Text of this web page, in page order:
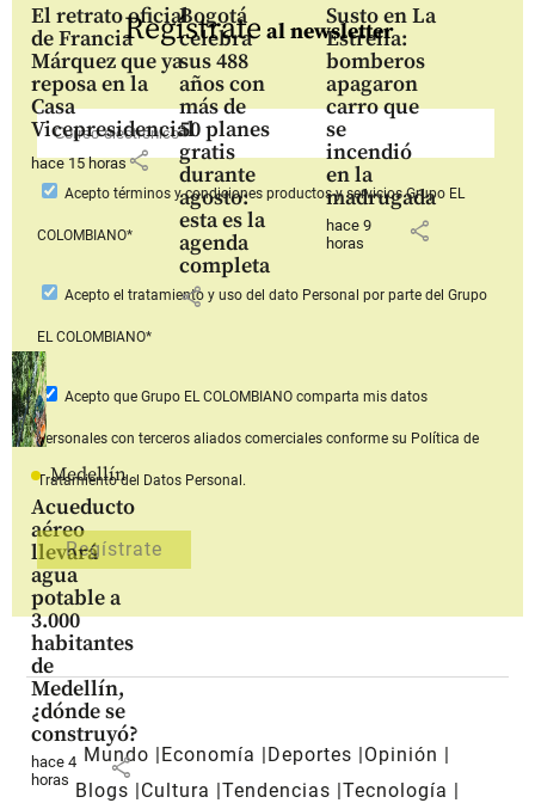
El retrato oficial
de Francia
Márquez que ya
reposa en la
Casa
Vicepresidencial
hace 15 horasshare
Bogotá
celebra
sus 488
años con
más de
50 planes
gratis
durante
agosto:
esta es la
agenda
completa
share
Susto en La
Estrella:
bomberos
apagaron
carro que
se
incendió
en la
madrugada
hace 9
horas
share
Medellín
Acueducto
aéreo
llevará
agua
potable a
3.000
habitantes
de
Medellín,
¿dónde se
construyó?
hace 4
horas
share
Regístrate al newsletter
Aceptotérminos y condiciones productos y serviciosGrupo EL
COLOMBIANO*
Acepto el tratamiento y uso del dato Personal por parte del Grupo
EL COLOMBIANO*
Acepto que Grupo EL COLOMBIANOcomparta mis datos
personales con terceros aliados comerciales conforme su Política de
Tratamiento del Datos Personal.
Mundo Economía Deportes
Opinión
Blogs
Cultura Tendencias Tecnología